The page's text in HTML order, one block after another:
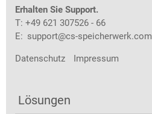
Erhalten Sie Support.
T: +49 621 307526 - 66
E: support@cs-speicherwerk.com
Datenschutz Impressum
Lösungen